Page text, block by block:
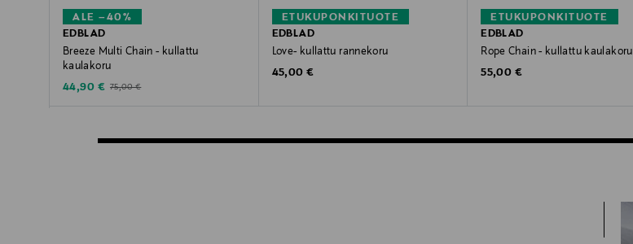
ALE –40%
EDBLAD
Breeze Multi Chain - kullattu
kaulakoru
Discounted Price
44,90 € Original Price
75,00 €
ETUKUPONKITUOTE
EDBLAD
Love- kullattu rannekoru
Original Price
45,00 €
ETUKUPONKITUOTE
EDBLAD
Rope Chain - kullattu kaulakoru
Original Price
55,00 €